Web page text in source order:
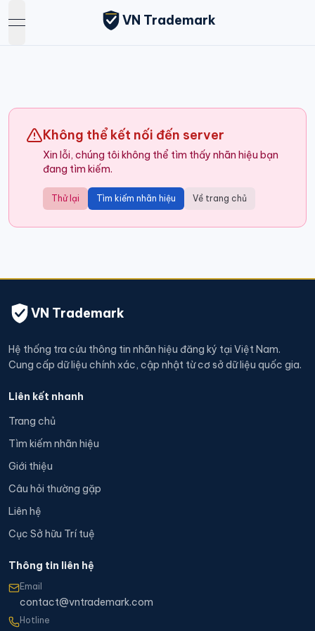
open navigation menu
VN Trademark
Không thể kết nối đến server
Xin lỗi, chúng tôi không thể tìm thấy nhãn hiệu bạn
đang tìm kiếm.
Thử lại Tìm kiếm nhãn hiệu Về trang chủ
VN Trademark
Hệ thống tra cứu thông tin nhãn hiệu đăng ký tại Việt Nam.
Cung cấp dữ liệu chính xác, cập nhật từ cơ sở dữ liệu quốc gia.
Liên kết nhanh
Trang chủ
Tìm kiếm nhãn hiệu
Giới thiệu
Câu hỏi thường gặp
Liên hệ
Cục Sở hữu Trí tuệ
Thông tin liên hệ
Email
contact@vntrademark.com
Hotline